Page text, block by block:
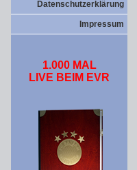
Datenschutzerklärung
Impressum
1.000 MAL
LIVE BEIM EVR